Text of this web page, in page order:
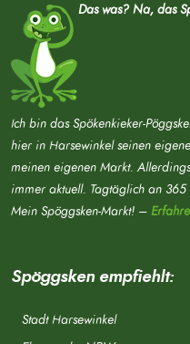
Das was? Na, das
Ich bin das Spökenkieker-
hier in Harsewinkel seinen
meinen eigenen Markt.
immer aktuell. Tagtäglich an
Mein Spöggsken-Markt! –
Spöggsken empfiehlt:
Stadt Harsewinkel